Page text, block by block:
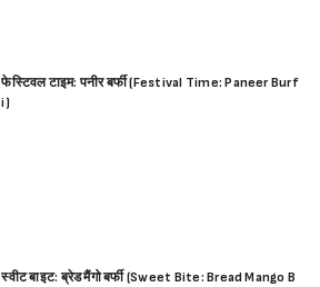
फेस्टिवल टाइम: पनीर बर्फी (Festival Time: Paneer Burf
i)
स्वीट बाइट: ब्रेड मैंगो बर्फी (Sweet Bite: Bread Mango B